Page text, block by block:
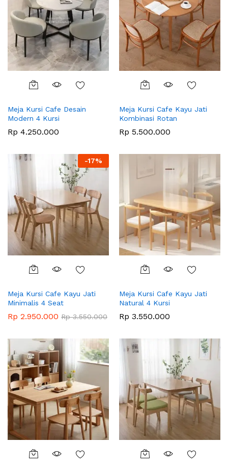
Meja Kursi Cafe Desain
Modern 4 Kursi
Rp 4.250.000
Meja Kursi Cafe Kayu Jati
Kombinasi Rotan
Rp 5.500.000
-17%
Meja Kursi Cafe Kayu Jati
Minimalis 4 Seat
Rp 2.950.000 Rp3.550.000
Meja Kursi Cafe Kayu Jati
Natural 4 Kursi
Rp 3.550.000